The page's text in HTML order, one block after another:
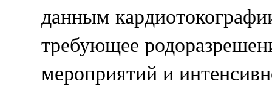
данным
требующее
мероприятий и